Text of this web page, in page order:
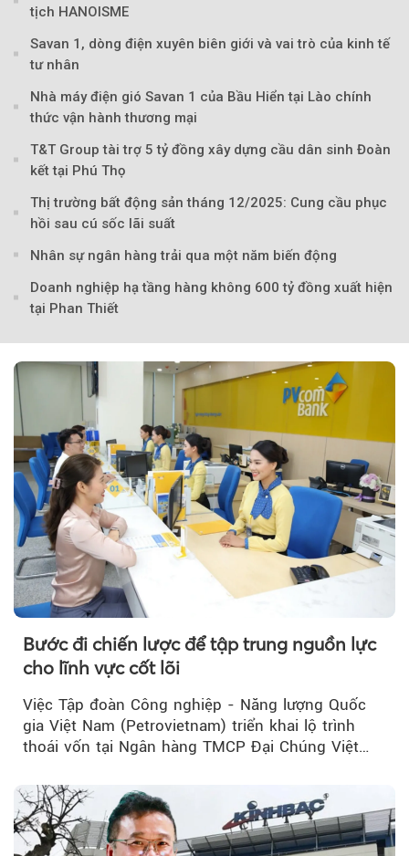
Theo Sở hữu trí
tịch HANOISME
Savan 1, dòng điện xuyên biên giới và vai trò của kinh tế
tư nhân
Nhà máy điện gió Savan 1 của Bầu Hiển tại Lào chính
thức vận hành thương mại
T&T Group tài trợ 5 tỷ đồng xây dựng cầu dân sinh Đoàn
kết tại Phú Thọ
Thị trường bất động sản tháng 12/2025: Cung cầu phục
hồi sau cú sốc lãi suất
Nhân sự ngân hàng trải qua một năm biến động
Doanh nghiệp hạ tầng hàng không 600 tỷ đồng xuất hiện
tại Phan Thiết
Bước đi chiến lược để tập trung nguồn lực
cho lĩnh vực cốt lõi
Việc Tập đoàn Công nghiệp - Năng lượng Quốc
gia Việt Nam (Petrovietnam) triển khai lộ trình
thoái vốn tại Ngân hàng TMCP Đại Chúng Việt